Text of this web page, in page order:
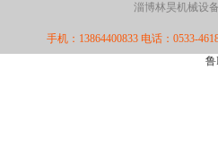
淄博林昊机械设
手机：13864400833 电话：0533-
鲁